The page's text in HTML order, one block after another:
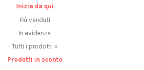
Inizia da qui
Più venduti
In evidenza
Tutti i prodotti »
Prodotti in sconto